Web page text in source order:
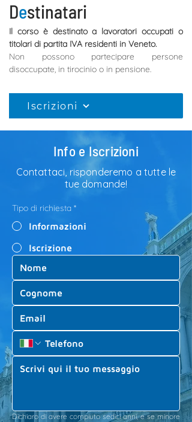
Destinatari
Il corso è destinato a lavoratori occupati o
titolari di partita IVA residenti in Veneto.
Non possono partecipare persone
disoccupate, in tirocinio o in pensione.
CHIUDI
Iscrizioni
Info e Iscrizioni
Contattaci, risponderemo a tutte le
tue domande!
Tipo di richiesta *
Informazioni
Iscrizione
Dichiaro di avere compiuto sedici anni, e se minore